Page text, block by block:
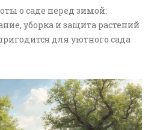
о саде перед зимой:
уборка и защита растений
для уютного сада